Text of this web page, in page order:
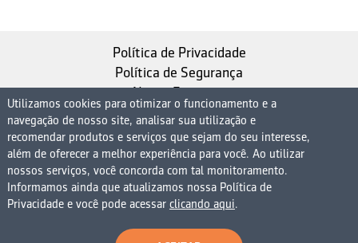
Política de Privacidade
Política de Segurança
Nosso Estatuto
Instituto de Longevidade MAG, uma empresa do
Grupo MAG
| CNPJ 08.474.765/0001-75
Avenida Presidente Juscelino Kubitschek, 1830, 15º
andar bloco 1 (parte), Condomínio Edifício São Luiz -
Vila Nova Conceição
Utilizamos cookies para otimizar o funcionamento e a
navegação de nosso site, analisar sua utilização e
recomendar produtos e serviços que sejam do seu interesse,
além de oferecer a melhor experiência para você. Ao utilizar
nossos serviços, você concorda com tal monitoramento.
Informamos ainda que atualizamos nossa Política de
Privacidade e você pode acessar clicando aqui.